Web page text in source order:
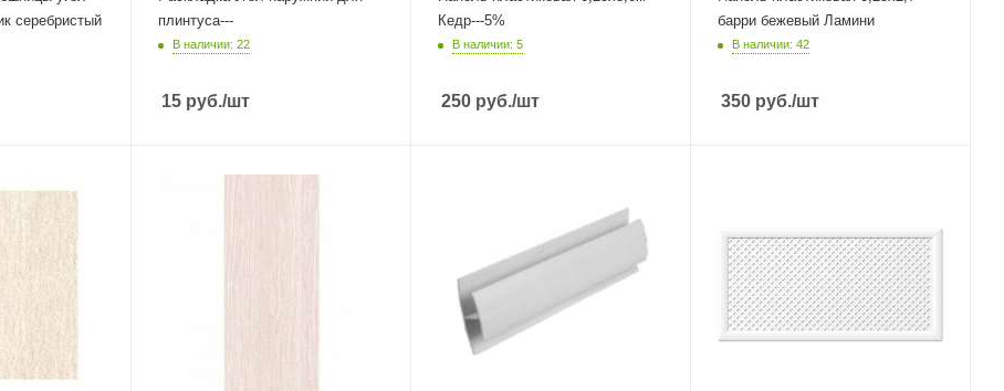
серебристый
плинтуса---
В наличии: 22
15 руб./шт
Кедр---5%
В наличии: 5
250 руб./шт
барри бежевый Ламини
В наличии: 42
350 руб./шт